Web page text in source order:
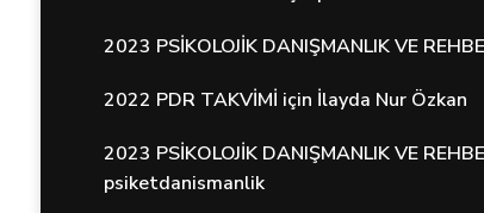
2023 PSİKOLOJİK DANIŞMANLIK VE
2022 PDR TAKVİMİ için İlayda Nur Özkan
2023 PSİKOLOJİK DANIŞMANLIK VE
psiketdanismanlik